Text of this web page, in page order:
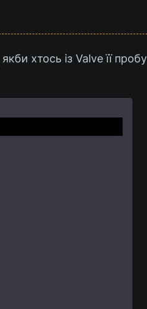
хтось із Valve її